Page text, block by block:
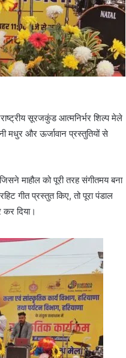
सूरजकुंड आत्मनिर्भर शिल्प मेले
मधुर और ऊर्जावान प्रस्तुतियों से
माहौल को पूरी तरह संगीतमय बना
गीत प्रस्तुत किए, तो पूरा पंडाल
दिया।